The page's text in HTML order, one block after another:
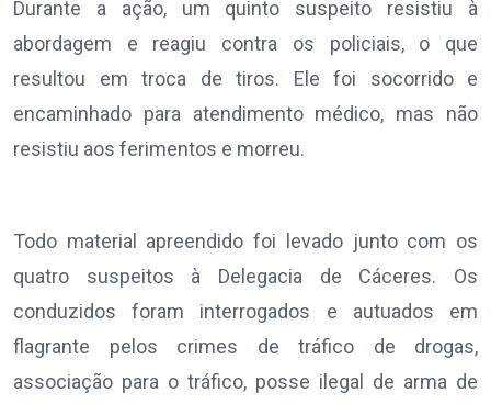
Durante a ação, um quinto suspeito resistiu à
abordagem e reagiu contra os policiais, o que
resultou em troca de tiros. Ele foi socorrido e
encaminhado para atendimento médico, mas não
resistiu aos ferimentos e morreu.
Todo material apreendido foi levado junto com os
quatro suspeitos à Delegacia de Cáceres. Os
conduzidos foram interrogados e autuados em
flagrante pelos crimes de tráfico de drogas,
associação para o tráfico, posse ilegal de arma de